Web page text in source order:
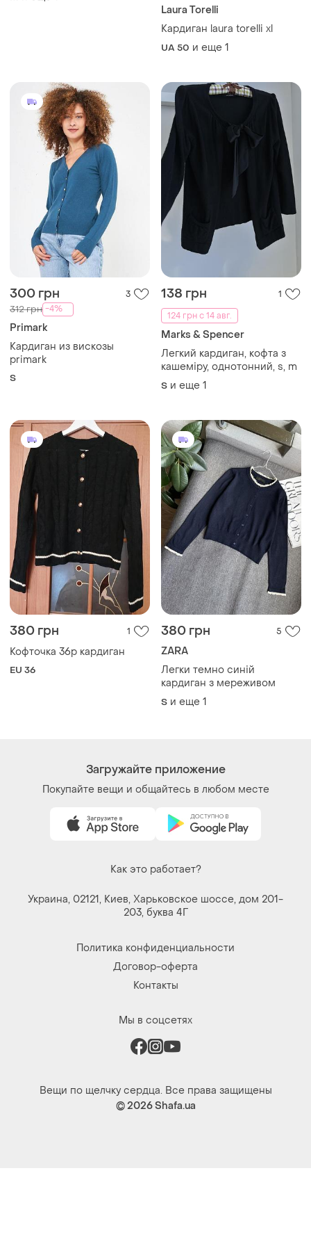
Laura Torelli
Кардиган laura torelli xl
UA 50 и еще 1
300 грн 3
312 грн -4%
Primark
Кардиган из вискозы
primark
S
138 грн
1
124 грн с 14 авг.
Marks & Spencer
Легкий кардиган, кофта з
кашеміру, однотонний, s, m
S и еще 1
380 грн 1
Кофточка 36р кардиган
EU 36
380 грн 5
ZARA
Легки темно синій
кардиган з мереживом
S и еще 1
Загружайте приложение
Покупайте вещи и общайтесь в любом месте
Как это работает?
Украина, 02121, Киев, Харьковское шоссе, дом 201-
203, буква 4Г
Политика конфиденциальности
Договор-оферта
Контакты
Мы в соцсетях
Вещи по щелчку сердца. Все права защищены
© 2026Shafa.ua